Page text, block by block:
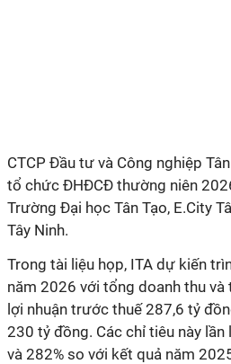
CTCP Đầu tư và Công nghiệp
tổ chức ĐHĐCĐ thường niên
Trường Đại học Tân Tạo, E.City
Tây Ninh.
Trong tài liệu họp, ITA dự kiến
năm 2026 với tổng doanh thu và
lợi nhuận trước thuế 287,6 tỷ
230 tỷ đồng. Các chỉ tiêu này
và 282% so với kết quả năm